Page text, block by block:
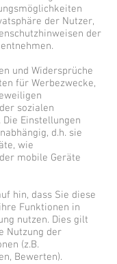
der Nutzer,
der
und Widersprüche
für Werbezwecke,
sozialen
Einstellungen
d.h. sie
wie
mobile Geräte
hin, dass Sie diese
Funktionen in
nutzen. Dies gilt
Nutzung der
(z.B.
Bewerten).